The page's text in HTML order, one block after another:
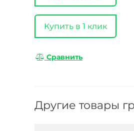
Купить в 1 клик
Сравнить
Другие товары